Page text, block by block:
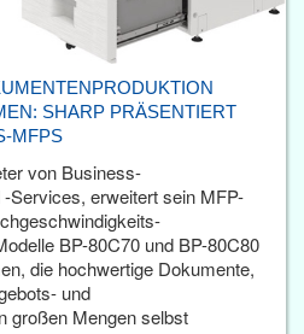
SHARP PRÄSENTIERT
MFPS
von Business-
Services, erweitert sein MFP-
BP-80C70 und BP-80C80
die hochwertige Dokumente,
und
großen Mengen selbst